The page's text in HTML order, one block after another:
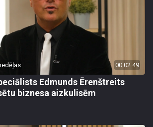
00:02:49
Edmunds Ērenštreits
biznesa aizkulisēm